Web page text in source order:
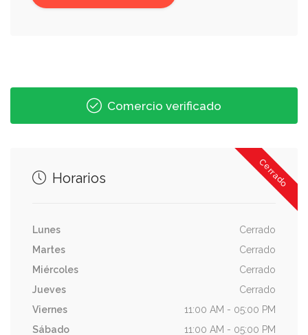
Comercio verificado
Cerrado
Horarios
Lunes
Cerrado
Martes
Cerrado
Miércoles
Cerrado
Jueves
Cerrado
Viernes
11:00 AM - 05:00 PM
Sábado
11:00 AM - 05:00 PM